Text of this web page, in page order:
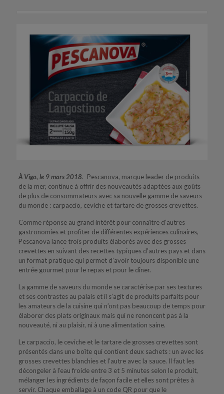
À Vigo, le 9 mars 2018.- Pescanova, marque leader de produits
de la mer, continue à offrir des nouveautés adaptées aux goûts
de plus de consommateurs avec sa nouvelle gamme de saveurs
du monde : carpaccio, ceviche et tartare de grosses crevettes.
Comme réponse au grand intérêt pour connaître d’autres
gastronomies et profiter de différentes expériences culinaires,
Pescanova lance trois produits élaborés avec des grosses
crevettes en suivant des recettes typiques d’autres pays et dans
un format pratique qui permet d’avoir toujours disponible une
entrée gourmet pour le repas et pour le dîner.
La gamme de saveurs du monde se caractérise par ses textures
et ses contrastes au palais et il s’agit de produits parfaits pour
les amateurs de la cuisine qui n’ont pas beaucoup de temps pour
élaborer des plats originaux mais qui ne renoncent pas à la
nouveauté, ni au plaisir, ni à une alimentation saine.
Le carpaccio, le ceviche et le tartare de grosses crevettes sont
présentés dans une boîte qui contient deux sachets : un avec les
grosses crevettes blanchies et l’autre avec la sauce. Il faut les
décongeler à l’eau froide entre 3 et 5 minutes selon le produit,
mélanger les ingrédients de façon facile et elles sont prêtes à
servir. Chaque emballage à un code QR pour que le